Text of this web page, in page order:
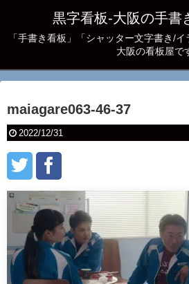
黒字看板‐大阪の手書
「手書き看板」「シャッター文字書き/
大阪の看板屋で
maiagare063-46-37
2022/12/31